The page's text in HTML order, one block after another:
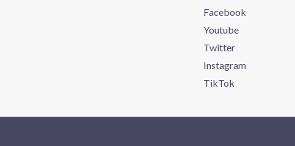
Facebook
Youtube
Twitter
Instagram
TikTok